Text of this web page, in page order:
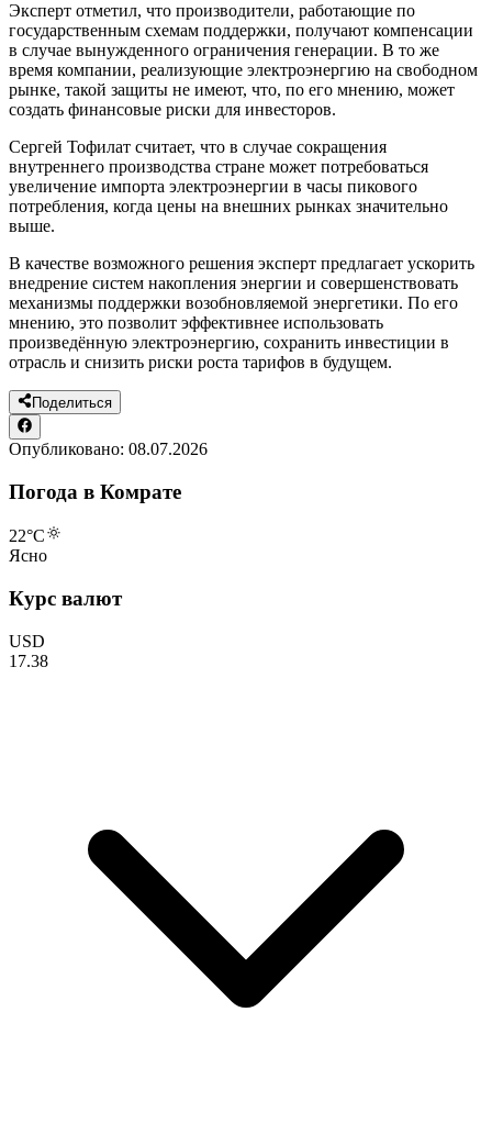
Эксперт отметил, что производители, работающие по
государственным схемам поддержки, получают компенсации
в случае вынужденного ограничения генерации. В то же
время компании, реализующие электроэнергию на свободном
рынке, такой защиты не имеют, что, по его мнению, может
создать финансовые риски для инвесторов.
Сергей Тофилат считает, что в случае сокращения
внутреннего производства стране может потребоваться
увеличение импорта электроэнергии в часы пикового
потребления, когда цены на внешних рынках значительно
выше.
В качестве возможного решения эксперт предлагает ускорить
внедрение систем накопления энергии и совершенствовать
механизмы поддержки возобновляемой энергетики. По его
мнению, это позволит эффективнее использовать
произведённую электроэнергию, сохранить инвестиции в
отрасль и снизить риски роста тарифов в будущем.
Поделиться
Опубликовано: 08.07.2026
Погода в Комрате
22°C
Ясно
Курс валют
USD
17.38